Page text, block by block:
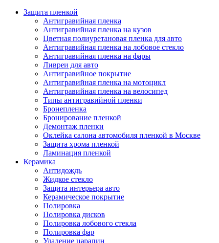
Защита пленкой
Антигравийная пленка
Антигравийная пленка на кузов
Цветная полиуретановая пленка для авто
Антигравийная пленка на лобовое стекло
Антигравийная пленка на фары
Ливреи для авто
Антигравийное покрытие
Антигравийная пленка на мотоцикл
Антигравийная пленка на велосипед
Типы антигравийной пленки
Бронепленка
Бронирование пленкой
Демонтаж пленки
Оклейка салона автомобиля пленкой в Москве
Защита хрома пленкой
Ламинация пленкой
Керамика
Антидождь
Жидкое стекло
Защита интерьера авто
Керамическое покрытие
Полировка
Полировка дисков
Полировка лобового стекла
Полировка фар
Удаление царапин